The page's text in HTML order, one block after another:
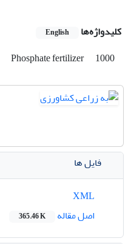
کلیدواژه‌ها English
Phosphate fertilizer
1000
فایل ها
اصل مقاله
365.46 K